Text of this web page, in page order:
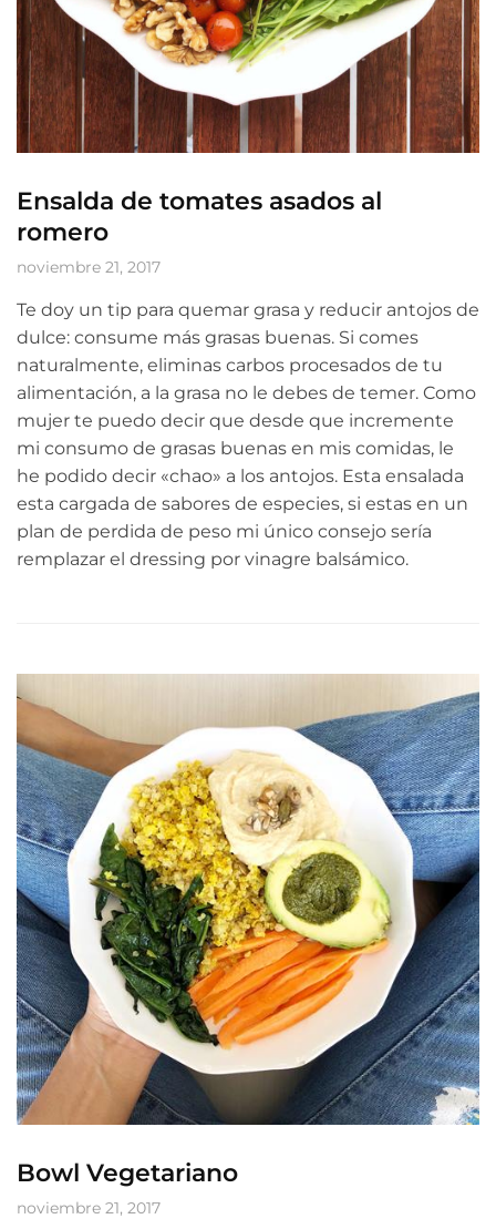
Ensalda de tomates asados al
romero
noviembre 21, 2017
Te doy un tip para quemar grasa y reducir antojos de
dulce: consume más grasas buenas. Si comes
naturalmente, eliminas carbos procesados de tu
alimentación, a la grasa no le debes de temer. Como
mujer te puedo decir que desde que incremente
mi consumo de grasas buenas en mis comidas, le
he podido decir «chao» a los antojos. Esta ensalada
esta cargada de sabores de especies, si estas en un
plan de perdida de peso mi único consejo sería
remplazar el dressing por vinagre balsámico.
Bowl Vegetariano
noviembre 21, 2017